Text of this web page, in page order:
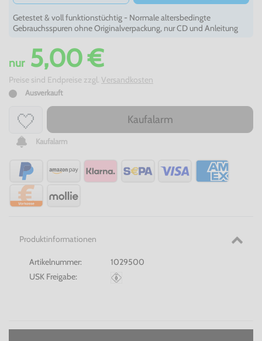
Getestet & voll funktionstüchtig - Normale altersbedingte
Gebrauchsspuren ohne Originalverpackung, nur CD und Anleitung
nur5,00 €
Preise sind Endpreise zzgl. Versandkosten
Ausverkauft
Kaufalarm
Kaufalarm
Produktinformationen
Artikelnummer:
1029500
USK Freigabe: